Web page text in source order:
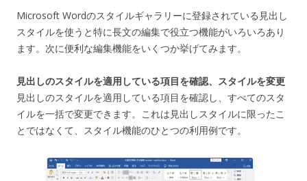
Microsoft Wordのスタイルギャラリーに登録されている見出し
スタイルを使うと特に長文の編集で役立つ機能がいろいろあり
ます。次に便利な編集機能をいくつか挙げてみます。
見出しのスタイルを適用している項目を確認、スタイルを変更
見出しのスタイルを適用している項目を確認し、すべてのスタ
イルを一括で変更できます。これは見出しスタイルに限ったこ
とではなくて、スタイル機能のひとつの利用例です。